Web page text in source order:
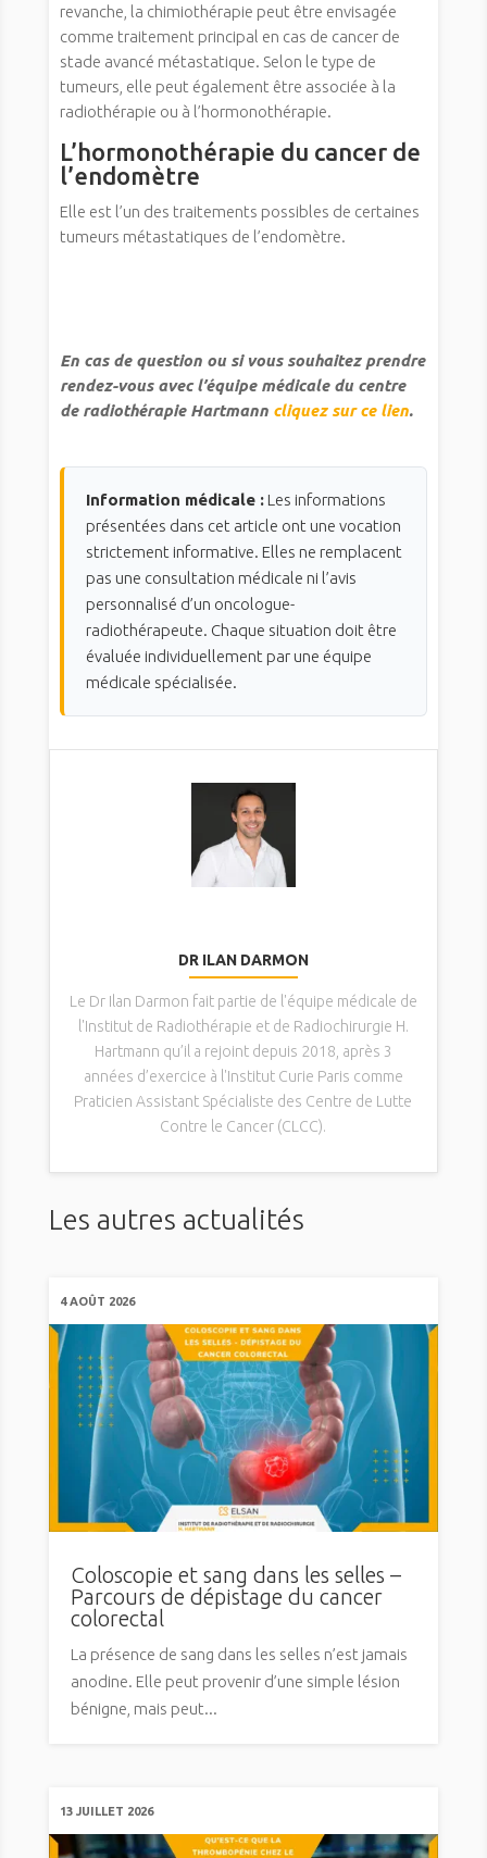
revanche, la chimiothérapie peut être envisagée
comme traitement principal en cas de cancer de
stade avancé métastatique. Selon le type de
tumeurs, elle peut également être associée à la
radiothérapie ou à l’hormonothérapie.
L’hormonothérapie du cancer de
l’endomètre
Elle est l’un des traitements possibles de certaines
tumeurs métastatiques de l’endomètre.
En cas de question ou si vous souhaitez prendre
rendez-vous avec l’équipe médicale du centre
de radiothérapie Hartmann cliquez sur ce lien.
Information médicale :Les informations
présentées dans cet article ont une vocation
strictement informative. Elles ne remplacent
pas une consultation médicale ni l’avis
personnalisé d’un oncologue-
radiothérapeute. Chaque situation doit être
évaluée individuellement par une équipe
médicale spécialisée.
DR ILAN DARMON
Le Dr Ilan Darmon fait partie de l'équipe médicale de
l'Institut de Radiothérapie et de Radiochirurgie H.
Hartmann qu’il a rejoint depuis 2018, après 3
années d’exercice à l'Institut Curie Paris comme
Praticien Assistant Spécialiste des Centre de Lutte
Contre le Cancer (CLCC).
Les autres actualités
4 AOÛT 2026
Coloscopie et sang dans les selles –
Parcours de dépistage du cancer
colorectal
La présence de sang dans les selles n’est jamais
anodine. Elle peut provenir d’une simple lésion
bénigne, mais peut...
13 JUILLET 2026